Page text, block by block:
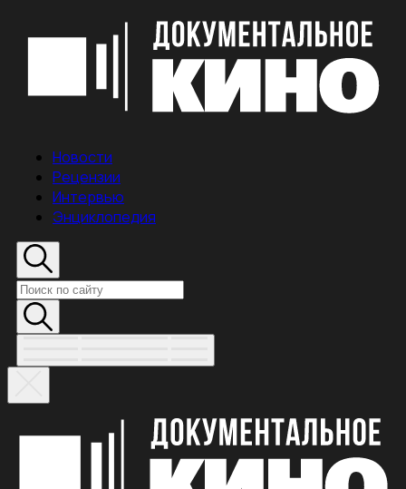
Новости
Рецензии
Интервью
Энциклопедия